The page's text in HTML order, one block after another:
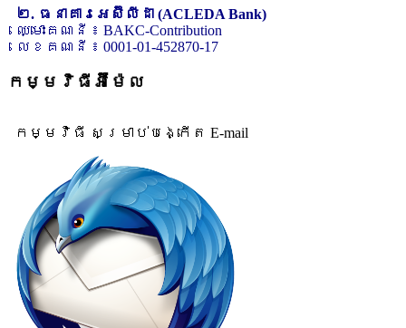
២. ធនាគារអេស៊ីលីដា (ACLEDA Bank)
ឈ្មោះគណនី ៖ BAKC-Contribution
លេខគណនី ៖ 0001-01-452870-17
កម្មវិធីអ៊ីម៉ែល
កម្មវិធី សម្រាប់បង្កើត E-mail